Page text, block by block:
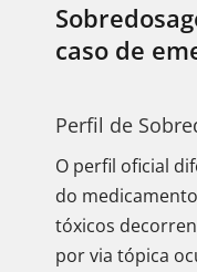
caso de
Perfil de
O perfil oficial
do
tóxicos
por via tópica